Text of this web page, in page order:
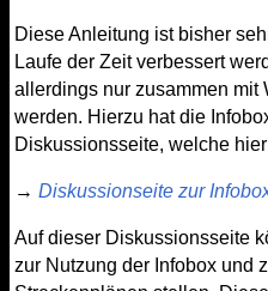
Diese Anleitung ist bisher
Laufe der Zeit verbessert
allerdings nur zusammen mit
werden. Hierzu hat die
Diskussionsseite, welche
→ Diskussionseite zur
Auf dieser Diskussionsseite
zur Nutzung der Infobox und